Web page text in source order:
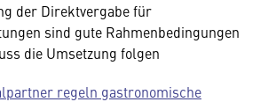
der Direktvergabe für
sind gute Rahmenbedingungen
die Umsetzung folgen
regeln gastronomische